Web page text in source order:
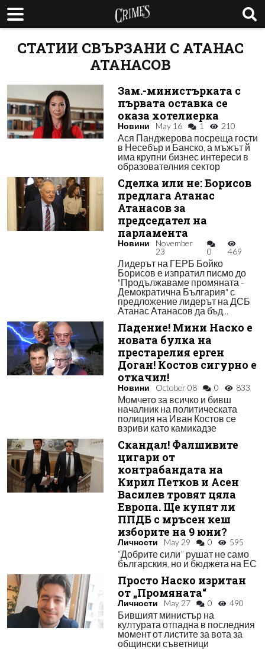
СТАТИИ СВЪРЗАНИ С АТАНАС
АТАНАСОВ
Зам.-министърката с
първата оставка се
оказа хотелиерка
Новини May 16 1 210
Ася Панджерова посреща гости
в Несебър и Банско, а мъжът й
има крупни бизнес интереси в
образователния сектор
Сделка или не: Борисов
предлага Атанас
Атанасов за
председател на
парламента
Новини
November
23
0 469
Лидерът на ГЕРБ Бойко
Борисов е изпратил писмо до
"Продължаваме промяната -
Демократична България" с
предложение лидерът на ДСБ
Атанас Атанасов да бъд...
Падение! Мини Наско е
новата булка на
престарелия ерген
Доган! Костов сигурно е
откачил!
Новини October 08 0 833
Момчето за всичко и бивш
началник на политическата
полиция на Иван Костов се
взриви като камикадзе
Скандал! Фалшивите
цигари от
контрабандата на
Кирил Петков и Асен
Василев тровят цяла
Европа. Ще купят ли
ППДБ с мръсен кеш
изборите на 9 юни?
Личности May 29 0 595
“Добрите сили” рушат не само
българския, но и бюджета на ЕС
Просто Наско изритан
от „Промяната“
Личности May 27 0 490
Бившият министър на
културата отпадна в последния
момент от листите за вота за
общински съветници